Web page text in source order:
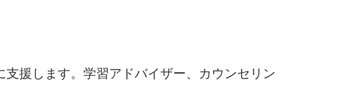
援します。学習アドバイザー、カウンセリン